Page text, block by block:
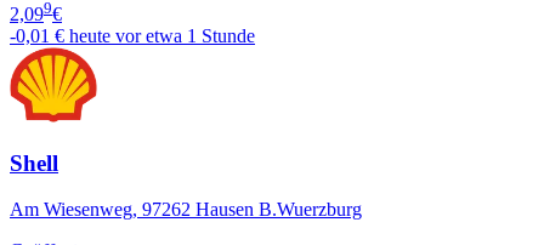
2,099€
-0,01 € heute vor etwa 1 Stunde
Shell
Am Wiesenweg, 97262 Hausen B.Wuerzburg